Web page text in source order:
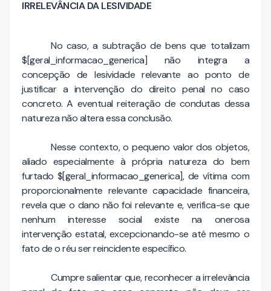
IRRELEVÂNCIA DA LESIVIDADE
No caso, a subtração de bens que totalizam
$[geral_informacao_generica] não integra a
concepção de lesividade relevante ao ponto de
justificar a intervenção do direito penal no caso
concreto. A eventual reiteração de condutas dessa
natureza não altera essa conclusão.
Nesse contexto, o pequeno valor dos objetos,
aliado especialmente à própria natureza do bem
furtado $[geral_informacao_generica], de vítima com
proporcionalmente relevante capacidade financeira,
revela que o dano não foi relevante e, verifica-se que
nenhum interesse social existe na onerosa
intervenção estatal, excepcionando-se até mesmo o
fato de o réu ser reincidente específico.
Cumpre salientar que, reconhecer a irrelevância